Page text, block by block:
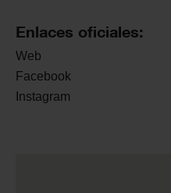
Enlaces oficiales:
Web
Facebook
Instagram